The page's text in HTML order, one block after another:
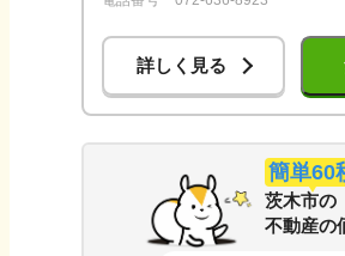
詳しく見る
簡単60
茨木市の
不動産の